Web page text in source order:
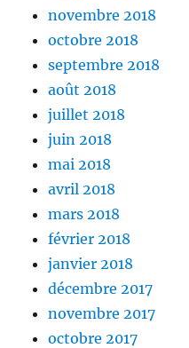
novembre 2018
octobre 2018
septembre 2018
août 2018
juillet 2018
juin 2018
mai 2018
avril 2018
mars 2018
février 2018
janvier 2018
décembre 2017
novembre 2017
octobre 2017